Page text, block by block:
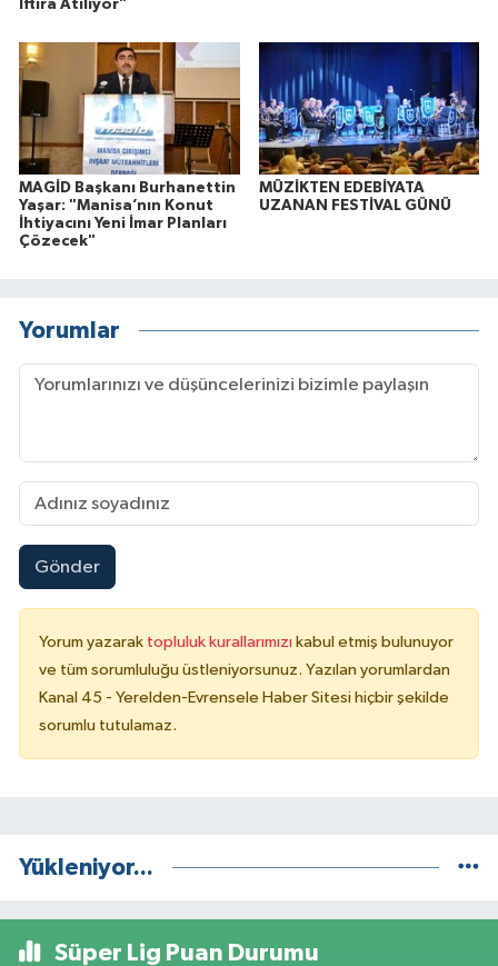
İftira Atılıyor"
MAGİD Başkanı Burhanettin
Yaşar: "Manisa’nın Konut
İhtiyacını Yeni İmar Planları
Çözecek"
MÜZİKTEN EDEBİYATA
UZANAN FESTİVAL GÜNÜ
Yorumlar
Gönder
Yorum yazarak topluluk kurallarımızı kabul etmiş bulunuyor
ve tüm sorumluluğu üstleniyorsunuz. Yazılan yorumlardan
Kanal 45 - Yerelden-Evrensele Haber Sitesi hiçbir şekilde
sorumlu tutulamaz.
Yükleniyor...
Süper Lig Puan Durumu